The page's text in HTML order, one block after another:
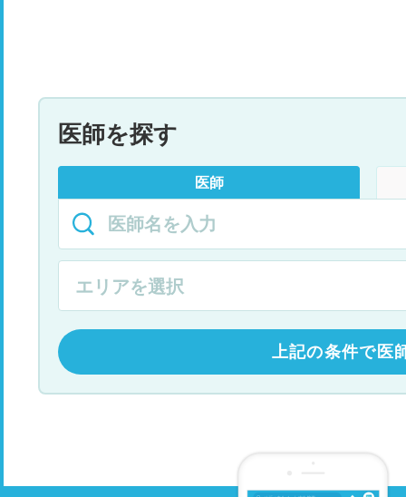
医師を探す
医師
上記の条件で医